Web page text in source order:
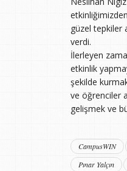
güzel tepkiler
verdi.
İlerleyen
etkinlik
şekilde
ve öğrenciler
gelişmek ve
CampusWIN
Pınar Yalçın